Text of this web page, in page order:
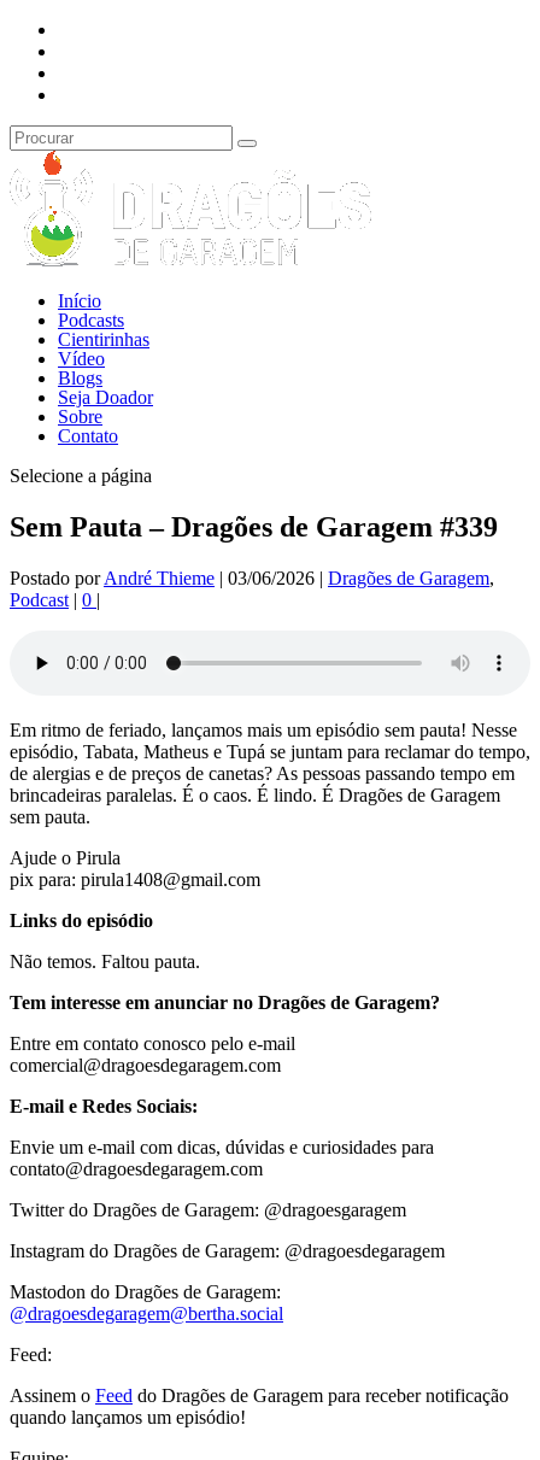
Início
Podcasts
Cientirinhas
Vídeo
Blogs
Seja Doador
Sobre
Contato
Selecione a página
Sem Pauta – Dragões de Garagem #339
Postado porAndré Thieme | 03/06/2026 | Dragões de Garagem,
Podcast | 0 |
Em ritmo de feriado, lançamos mais um episódio sem pauta! Nesse
episódio, Tabata, Matheus e Tupá se juntam para reclamar do tempo,
de alergias e de preços de canetas? As pessoas passando tempo em
brincadeiras paralelas. É o caos. É lindo. É Dragões de Garagem
sem pauta.
Ajude o Pirula
pix para: ​ pirula1408@gmail.com
Links do episódio
Não temos. Faltou pauta.
Tem interesse em anunciar no Dragões de Garagem?
Entre em contato conosco pelo e-mail
comercial@dragoesdegaragem.com
E-mail e Redes Sociais:
Envie um e-mail com dicas, dúvidas e curiosidades para
contato@dragoesdegaragem.com
Twitter do Dragões de Garagem: @dragoesgaragem
Instagram do Dragões de Garagem: @dragoesdegaragem
Mastodon do Dragões de Garagem:
@dragoesdegaragem@bertha.social
Feed:
Assinem o Feed do Dragões de Garagem para receber notificação
quando lançamos um episódio!